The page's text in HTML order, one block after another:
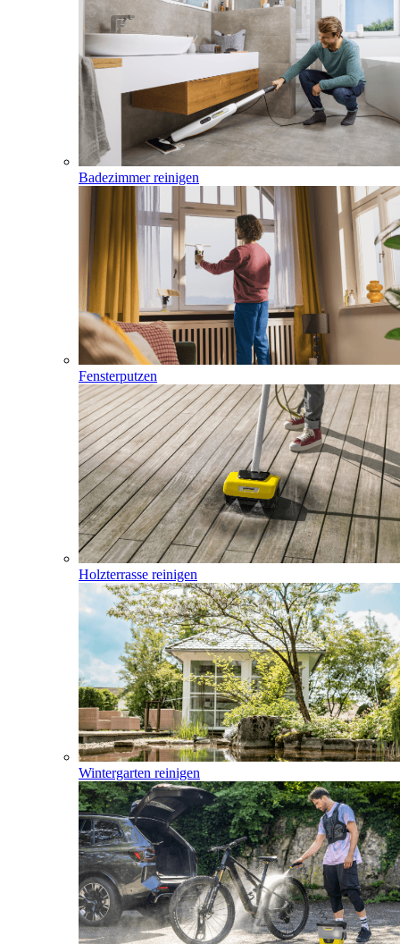
Badezimmer reinigen
Fensterputzen
Holzterrasse reinigen
Wintergarten reinigen